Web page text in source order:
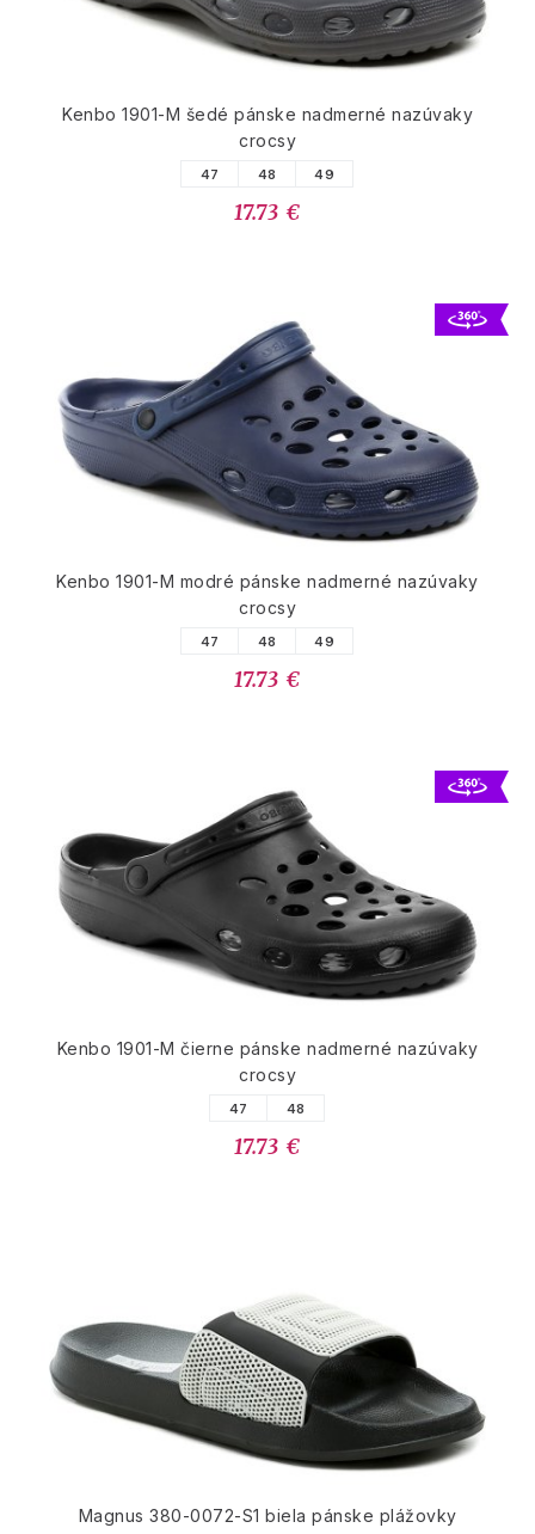
Kenbo 1901-M šedé pánske nadmerné nazúvaky
crocsy
47 48 49
17.73 €
Kenbo 1901-M modré pánske nadmerné nazúvaky
crocsy
47 48 49
17.73 €
Kenbo 1901-M čierne pánske nadmerné nazúvaky
crocsy
47 48
17.73 €
Magnus 380-0072-S1 biela pánske plážovky